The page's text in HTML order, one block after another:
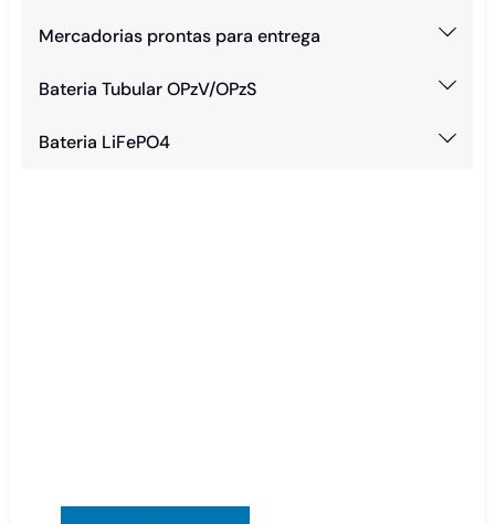
Mercadorias prontas para entrega
Bateria Tubular OPzV/OPzS
Bateria LiFePO4